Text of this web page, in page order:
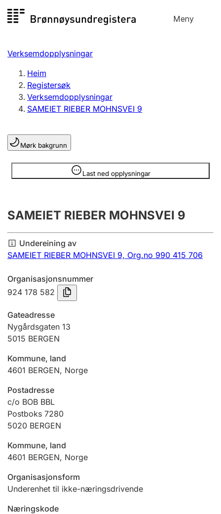
til
Meny
Registersøk
Aksjeselskap
Enkeltpersonføretak
Registrere, endre, slette
Lag og foreining
Registrere, endre, slette
Årsrekneskap
Innsending og forseinkingsgebyr
Tinglysing
Jeger
Betaling og jegeravgiftskort
Ektepaktrettleiaren
Andre tema
Verksemdopplysningar
Heim
Registersøk
Verksemdopplysningar
SAMEIET RIEBER MOHNSVEI 9
Mørk bakgrunn
Last ned opplysningar
Opplysninger er skjult
SAMEIET RIEBER MOHNSVEI 9
Undereining av
SAMEIET RIEBER MOHNSVEI 9, Org.no 990 415 706
Organisasjonsnummer
924 178 582
Gateadresse
Nygårdsgaten 13
5015 BERGEN
Kommune, land
4601 BERGEN, Norge
Postadresse
c/o BOB BBL
Postboks 7280
5020 BERGEN
Kommune, land
4601 BERGEN, Norge
Organisasjonsform
Underenhet til ikke-næringsdrivende
Næringskode